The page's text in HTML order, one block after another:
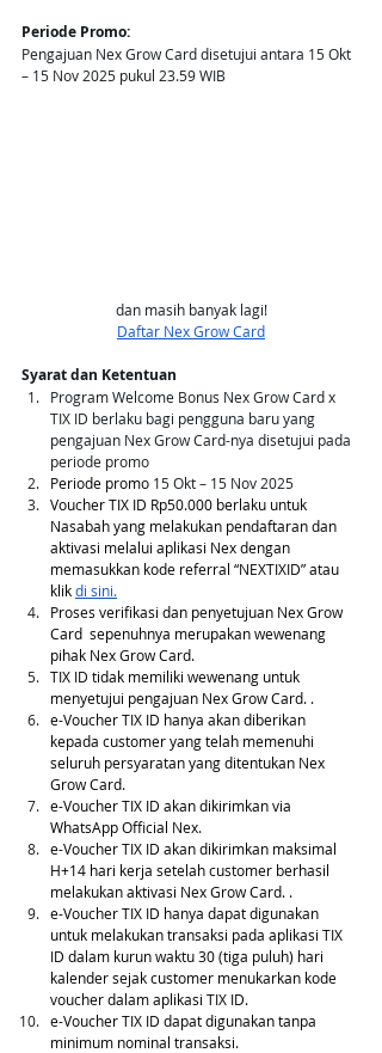
Periode Promo:
Pengajuan Nex Grow Card disetujui antara 15 Okt
– 15 Nov 2025 pukul 23.59 WIB
dan masih banyak lagi!
Daftar Nex Grow Card
Syarat dan Ketentuan
Program Welcome Bonus Nex Grow Card x
TIX ID berlaku bagi pengguna baru yang
pengajuan Nex Grow Card-nya disetujui pada
periode promo
Periode promo 15 Okt – 15 Nov 2025
⁠Voucher TIX ID Rp50.000 berlaku untuk
Nasabah yang melakukan pendaftaran dan
aktivasi melalui aplikasi Nex dengan
memasukkan kode referral “NEXTIXID” atau
klik di sini.
Proses verifikasi dan penyetujuan Nex Grow
Card  sepenuhnya merupakan wewenang
pihak Nex Grow Card.
TIX ID tidak memiliki wewenang untuk
menyetujui pengajuan Nex Grow Card. .
e-Voucher TIX ID hanya akan diberikan
kepada customer yang telah memenuhi
seluruh persyaratan yang ditentukan Nex
Grow Card.
e-Voucher TIX ID akan dikirimkan via
WhatsApp Official Nex.
e-Voucher TIX ID akan dikirimkan maksimal
H+14 hari kerja setelah customer berhasil
melakukan aktivasi Nex Grow Card. .
e-Voucher TIX ID hanya dapat digunakan
untuk melakukan transaksi pada aplikasi TIX
ID dalam kurun waktu 30 (tiga puluh) hari
kalender sejak customer menukarkan kode
voucher dalam aplikasi TIX ID.
e-Voucher TIX ID dapat digunakan tanpa
minimum nominal transaksi.